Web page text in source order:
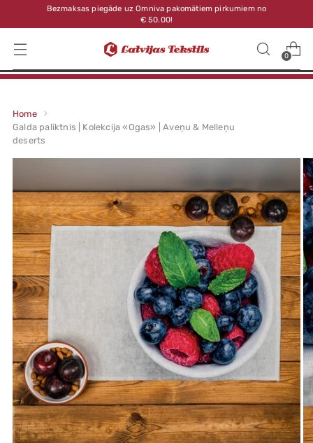
Bezmaksas piegāde uz Omniva pakomātiem pirkumiem no
€ 50.00!
0
Home
Galda paliktnis | Kolekcija «Ogas» | Aveņu & Melleņu
deserts